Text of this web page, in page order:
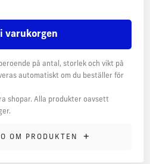
på antal, storlek och vikt på
automatiskt om du beställer för
shopar. Alla produkter oavsett
OM PRODUKTEN +